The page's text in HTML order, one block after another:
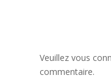
Veuillez vous
commentaire.